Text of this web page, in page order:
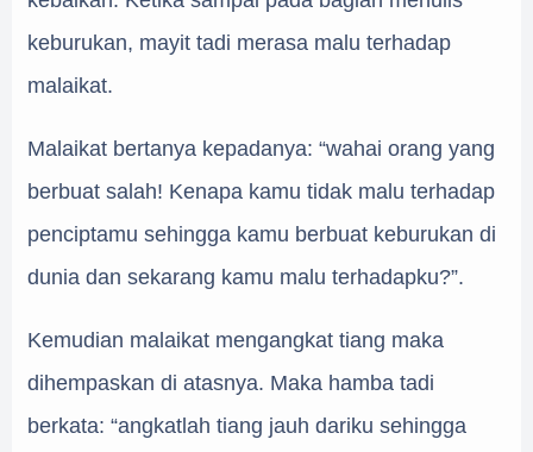
keburukan, mayit tadi merasa malu terhadap
malaikat.
Malaikat bertanya kepadanya: “wahai orang yang
berbuat salah! Kenapa kamu tidak malu terhadap
penciptamu sehingga kamu berbuat keburukan di
dunia dan sekarang kamu malu terhadapku?”.
Kemudian malaikat mengangkat tiang maka
dihempaskan di atasnya. Maka hamba tadi
berkata: “angkatlah tiang jauh dariku sehingga